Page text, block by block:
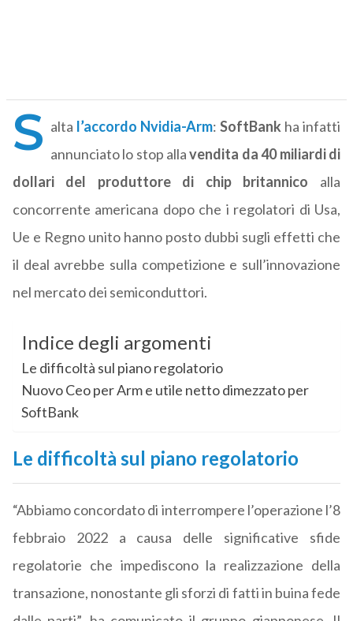
S alta l’accordo Nvidia-Arm: SoftBankha infatti
annunciato lo stop allavendita da 40 miliardi di
dollari del produttore di chip britannico alla
concorrente americana dopo che i regolatori di Usa,
Ue e Regno unito hanno posto dubbi sugli effetti che
il deal avrebbe sulla competizione e sull’innovazione
nel mercato dei semiconduttori.
Indice degli argomenti
Le difficoltà sul piano regolatorio
Nuovo Ceo per Arm e utile netto dimezzato per
SoftBank
Le difficoltà sul piano regolatorio
“Abbiamo concordato di interrompere l’operazione l’8
febbraio 2022 a causa delle significative sfide
regolatorie che impediscono la realizzazione della
transazione, nonostante gli sforzi di fatti in buina fede